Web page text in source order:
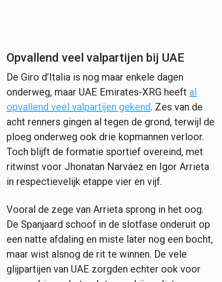
Opvallend veel valpartijen bij UAE
De Giro d’Italia is nog maar enkele dagen
onderweg, maar UAE Emirates-XRG heeft al
opvallend veel valpartijen gekend. Zes van de
acht renners gingen al tegen de grond, terwijl de
ploeg onderweg ook drie kopmannen verloor.
Toch blijft de formatie sportief overeind, met
ritwinst voor Jhonatan Narváez en Igor Arrieta
in respectievelijk etappe vier en vijf.
Vooral de zege van Arrieta sprong in het oog.
De Spanjaard schoof in de slotfase onderuit op
een natte afdaling en miste later nog een bocht,
maar wist alsnog de rit te winnen. De vele
glijpartijen van UAE zorgden echter ook voor